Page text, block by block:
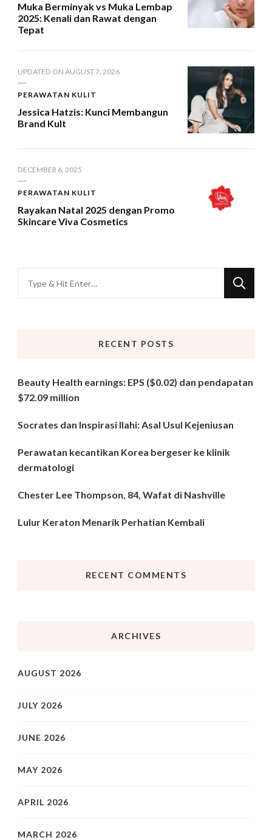
Muka Berminyak vs Muka Lembap
2025: Kenali dan Rawat dengan
Tepat
UPDATED ON AUGUST 7, 2026
PERAWATAN KULIT
Jessica Hatzis: Kunci Membangun
Brand Kult
DECEMBER 6, 2025
PERAWATAN KULIT
Rayakan Natal 2025 dengan Promo
Skincare Viva Cosmetics
for
RECENT POSTS
Beauty Health earnings: EPS ($0.02) dan pendapatan
$72.09 million
Socrates dan Inspirasi Ilahi: Asal Usul Kejeniusan
Perawatan kecantikan Korea bergeser ke klinik
dermatologi
Chester Lee Thompson, 84, Wafat di Nashville
Lulur Keraton Menarik Perhatian Kembali
RECENT COMMENTS
ARCHIVES
AUGUST 2026
JULY 2026
JUNE 2026
MAY 2026
APRIL 2026
MARCH 2026